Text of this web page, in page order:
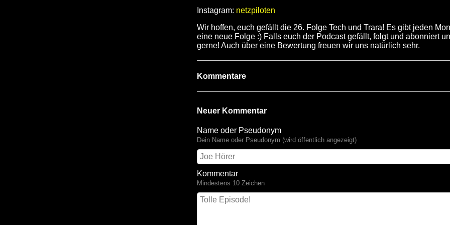
Instagram: netzpiloten
Wir hoffen, euch gefällt die 26. Folge Tech und Trara! Es gibt jeden
eine neue Folge :) Falls euch der Podcast gefällt, folgt und abonniert
gerne! Auch über eine Bewertung freuen wir uns natürlich sehr.
Kommentare
Neuer Kommentar
Name oder Pseudonym
Dein Name oder Pseudonym (wird öffentlich angezeigt)
Kommentar
Mindestens 10 Zeichen